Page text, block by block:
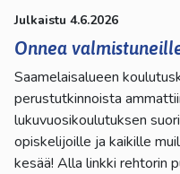
Julkaistu 4.6.2026
Onnea
Saamelaisalueen
perustutkinnoista
lukuvuosikoulutuksen
opiskelijoille ja kaikille
kesää! Alla linkki rehtorin